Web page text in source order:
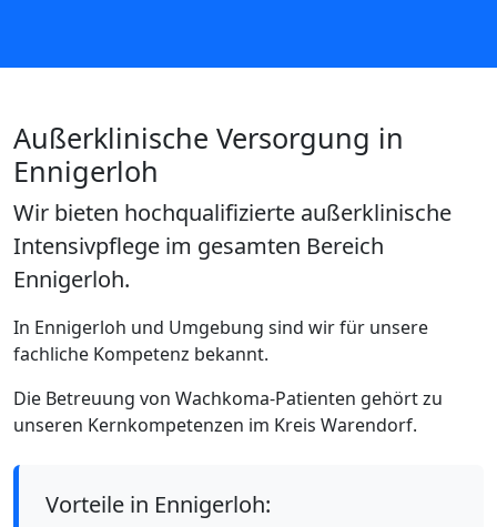
Außerklinische Versorgung in
Ennigerloh
Wir bieten hochqualifizierte außerklinische
Intensivpflege im gesamten Bereich
Ennigerloh.
In Ennigerloh und Umgebung sind wir für unsere
fachliche Kompetenz bekannt.
Die Betreuung von Wachkoma-Patienten gehört zu
unseren Kernkompetenzen im Kreis Warendorf.
Vorteile in Ennigerloh: